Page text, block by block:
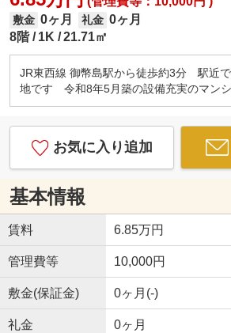
敷金 0ヶ月 礼金 0ヶ月
8階
1K 21.71㎡
JR東西線 御幣島駅から徒歩約3分 駅近
地です 令和8年5月築の設備充実のマン
お気に入り追加
基本情報
賃料 6.85万円
管理費等 10,000円
敷金(保証金) 0ヶ月(-)
礼金 0ヶ月